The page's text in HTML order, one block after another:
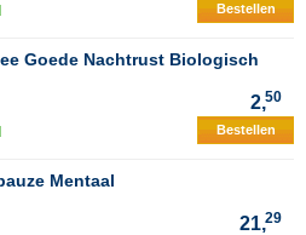
Bestellen
Goede Nachtrust Biologisch
2,50
Bestellen
Mentaal
21,29